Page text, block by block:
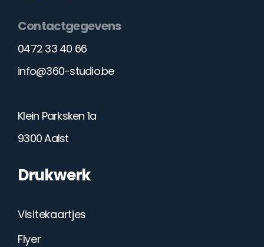
Contactgegevens
0472 33 40 66
info@360-studio.be
Klein Parksken 1a
9300 Aalst
Drukwerk
Visitekaartjes
Flyer